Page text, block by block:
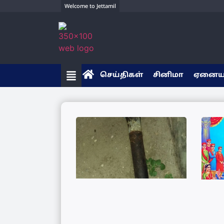
Welcome to Jettamil
செய்திகள் சினிமா